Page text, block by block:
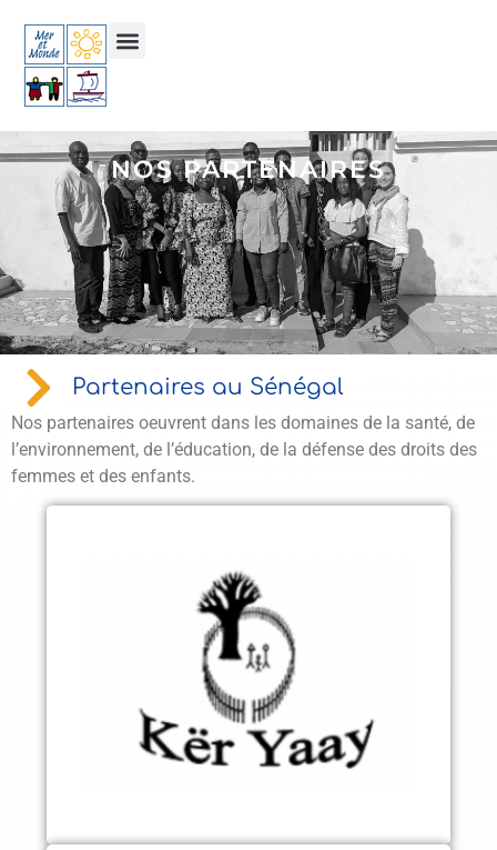
NOS PARTENAIRES
Partenaires au Sénégal
Nos partenaires oeuvrent dans les domaines de la santé, de
l’environnement, de l’éducation, de la défense des droits des
femmes et des enfants.